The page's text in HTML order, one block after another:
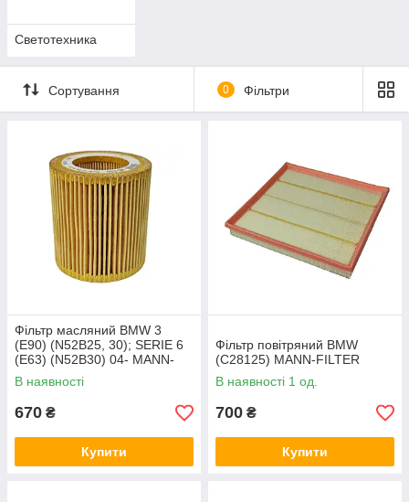
Светотехника
Сортування 0 Фільтри
Фільтр масляний BMW 3
(E90) (N52B25, 30); SERIE 6
(E63) (N52B30) 04- MANN-
FILTER
В наявності
670 ₴
Купити
Фільтр повітряний BMW
(C28125) MANN-FILTER
В наявності 1 од.
700 ₴
Купити